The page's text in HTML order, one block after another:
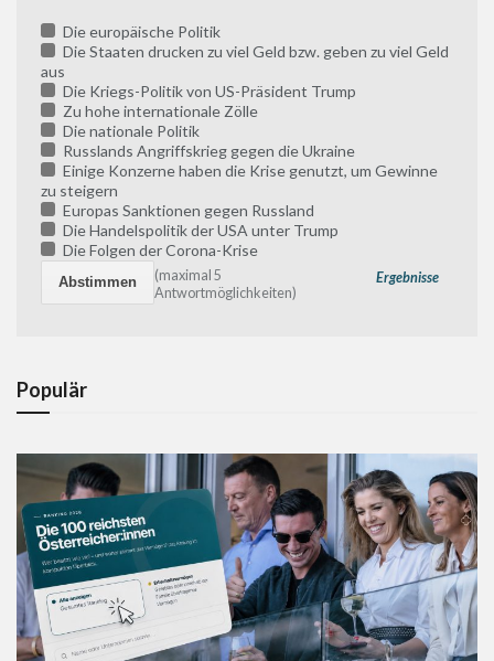
Die europäische Politik
Die Staaten drucken zu viel Geld bzw. geben zu viel Geld
aus
Die Kriegs-Politik von US-Präsident Trump
Zu hohe internationale Zölle
Die nationale Politik
Russlands Angriffskrieg gegen die Ukraine
Einige Konzerne haben die Krise genutzt, um Gewinne
zu steigern
Europas Sanktionen gegen Russland
Die Handelspolitik der USA unter Trump
Die Folgen der Corona-Krise
Ergebnisse
(maximal 5
Antwortmöglichkeiten)
Populär